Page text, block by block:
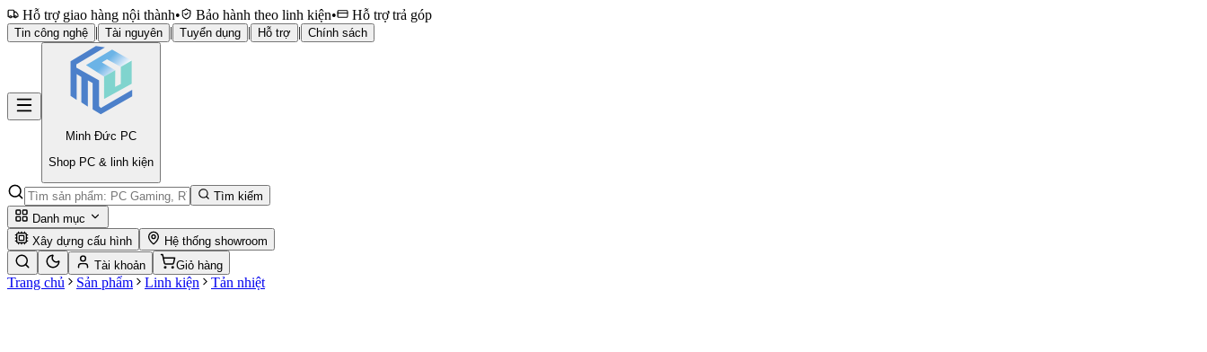
Hỗ trợ giao hàng nội thành• Bảo hành theo linh kiện• Hỗ trợ trả góp
Tin công nghệ | Tài nguyên | Tuyển dụng | Hỗ trợ | Chính sách
Minh Đức PC
Shop PC & linh kiện
Tìm kiếm
Danh mục
Xây dựng cấu hình
Hệ thống showroom
Tài khoản
Giỏ hàng
Trang chủ Sản phẩm Linh kiện Tản nhiệt